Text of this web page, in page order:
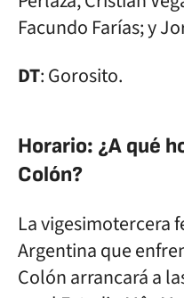
Facundo Farías; y
DT: Gorosito.
Horario: ¿A qué
Colón?
La vigesimotercera
Argentina que
Colón arrancará a